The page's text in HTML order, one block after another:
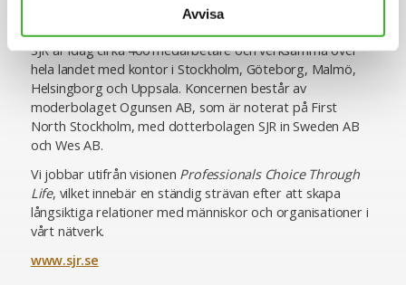
Avvisa
hållbarhet, kommunikation samt chefspositioner.
SJR är idag cirka 400 medarbetare och verksamma över
hela landet med kontor i Stockholm, Göteborg, Malmö,
Helsingborg och Uppsala. Koncernen består av
moderbolaget Ogunsen AB, som är noterat på First
North Stockholm, med dotterbolagen SJR in Sweden AB
och Wes AB.
Vi jobbar utifrån visionen Professionals Choice Through
Life, vilket innebär en ständig strävan efter att skapa
långsiktiga relationer med människor och organisationer i
vårt nätverk.
www.sjr.se